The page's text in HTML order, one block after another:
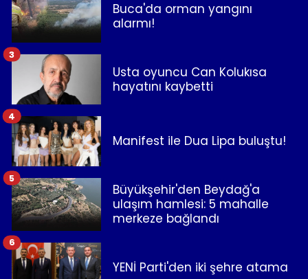
Buca'da orman yangını
alarmı!
Usta oyuncu Can Kolukısa
hayatını kaybetti
3
Manifest ile Dua Lipa buluştu!
4
Büyükşehir'den Beydağ'a
ulaşım hamlesi: 5 mahalle
merkeze bağlandı
5
YENİ Parti'den iki şehre atama
6